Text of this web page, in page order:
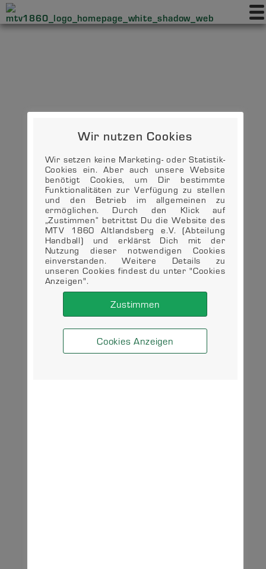
Wir nutzen Cookies
Wir setzen keine Marketing- oder Statistik-
Cookies ein. Aber auch unsere Website
benötigt Cookies, um Dir bestimmte
Funktionalitäten zur Verfügung zu stellen
und den Betrieb im allgemeinen zu
ermöglichen. Durch den Klick auf
„Zustimmen“ betrittst Du die Website des
MTV 1860 Altlandsberg e.V. (Abteilung
Handball) und erklärst Dich mit der
Nutzung dieser notwendigen Cookies
einverstanden. Weitere Details zu
unseren Cookies findest du unter "Cookies
Anzeigen".
Cookies Anzeigen
Zustimmen